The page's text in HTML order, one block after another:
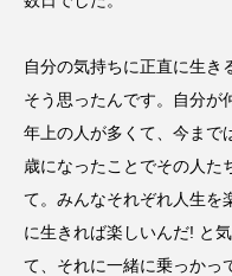
自分の気持ちに正直に生き
そう思ったんです。自分が
年上の人が多くて、今まで
歳になったことでその人た
て。みんなそれぞれ人生を
に生きれば楽しいんだ! と
て、それに一緒に乗っかっ